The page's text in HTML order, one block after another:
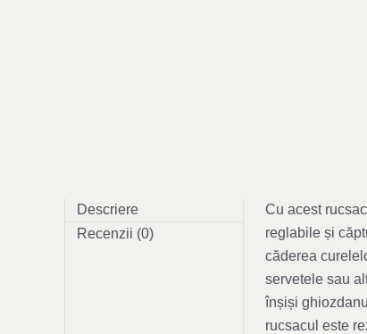
Descriere
Recenzii (0)
Cu acest
reglabile și
căderea
servetele sau
înșiși
rucsacul este